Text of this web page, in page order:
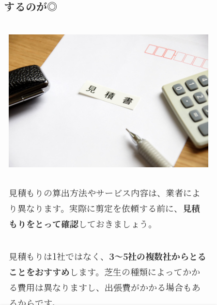
するのが◎
見積もりの算出方法やサービス内容は、業者によ
り異なります。実際に剪定を依頼する前に、
見積
もりをとって確認しておきましょう。
見積もりは1社ではなく、 3～5社の複数社からとる
ことをおすすめ します。芝生の種類によってかか
る費用は異なりますし、出張費がかかる場合もあ